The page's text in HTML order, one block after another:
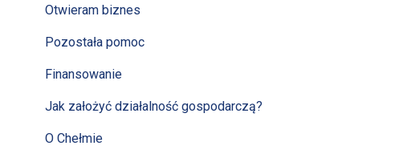
Otwieram biznes
Pozostała pomoc
Finansowanie
Jak założyć działalność gospodarczą?
O Chełmie